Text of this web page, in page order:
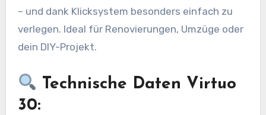
– und dank Klicksystem besonders einfach zu
verlegen. Ideal für Renovierungen, Umzüge oder
dein DIY-Projekt.
Technische Daten Virtuo
30: